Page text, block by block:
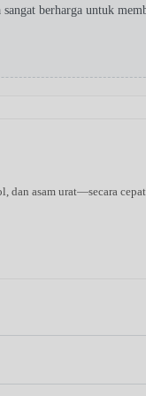
berharga untuk
asam urat—secara